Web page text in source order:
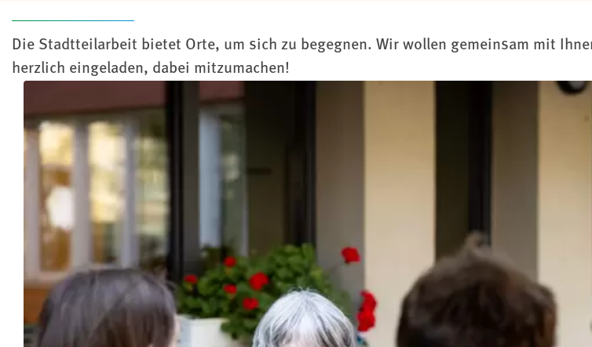
Die Stadtteilarbeit bietet Orte, um sich zu begegnen. Wir wollen gemeinsam mit
herzlich eingeladen, dabei mitzumachen!